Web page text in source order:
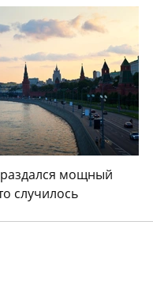
мощный
случилось